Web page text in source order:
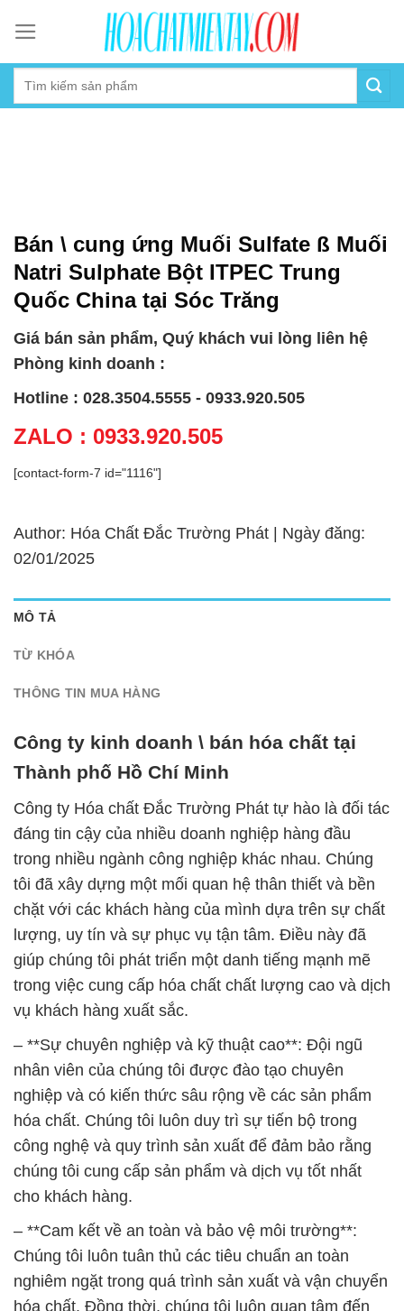
content
Bán \ cung ứng Muối Sulfate ß Muối
Natri Sulphate Bột ITPEC Trung
Quốc China tại Sóc Trăng
Giá bán sản phẩm, Quý khách vui lòng liên hệ
Phòng kinh doanh :
Hotline : 028.3504.5555 - 0933.920.505
ZALO : 0933.920.505
[contact-form-7 id="1116"]
Author: Hóa Chất Đắc Trường Phát | Ngày đăng:
02/01/2025
MÔ TẢ
TỪ KHÓA
THÔNG TIN MUA HÀNG
Công ty kinh doanh \ bán hóa chất tại
Thành phố Hồ Chí Minh
Công ty Hóa chất Đắc Trường Phát tự hào là đối tác
đáng tin cậy của nhiều doanh nghiệp hàng đầu
trong nhiều ngành công nghiệp khác nhau. Chúng
tôi đã xây dựng một mối quan hệ thân thiết và bền
chặt với các khách hàng của mình dựa trên sự chất
lượng, uy tín và sự phục vụ tận tâm. Điều này đã
giúp chúng tôi phát triển một danh tiếng mạnh mẽ
trong việc cung cấp hóa chất chất lượng cao và dịch
vụ khách hàng xuất sắc.
– **Sự chuyên nghiệp và kỹ thuật cao**: Đội ngũ
nhân viên của chúng tôi được đào tạo chuyên
nghiệp và có kiến thức sâu rộng về các sản phẩm
hóa chất. Chúng tôi luôn duy trì sự tiến bộ trong
công nghệ và quy trình sản xuất để đảm bảo rằng
chúng tôi cung cấp sản phẩm và dịch vụ tốt nhất
cho khách hàng.
– **Cam kết về an toàn và bảo vệ môi trường**:
Chúng tôi luôn tuân thủ các tiêu chuẩn an toàn
nghiêm ngặt trong quá trình sản xuất và vận chuyển
hóa chất. Đồng thời, chúng tôi luôn quan tâm đến